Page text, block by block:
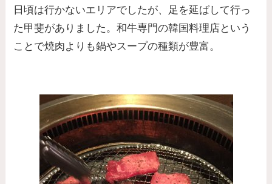
日頃は行かないエリアでしたが、足を延ばして行っ
た甲斐がありました。和牛専門の韓国料理店という
ことで焼肉よりも鍋やスープの種類が豊富。